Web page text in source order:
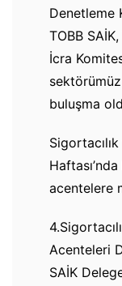
Denetleme
TOBB
İcra
buluşma
acentelere
Acenteleri
SAİK